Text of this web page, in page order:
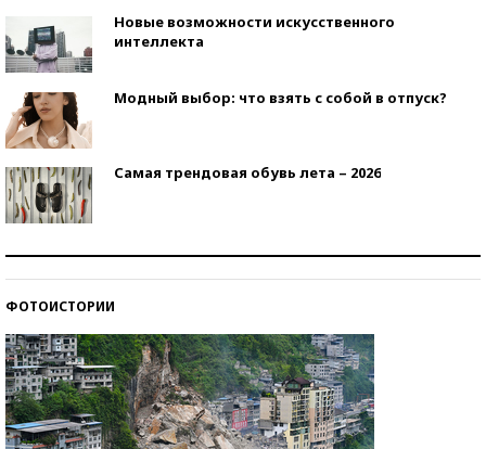
Новые возможности искусственного
интеллекта
Модный выбор: что взять с собой в отпуск?
Самая трендовая обувь лета – 2026
ФОТОИСТОРИИ